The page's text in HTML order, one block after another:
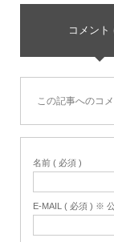
コメント
この記事へのコ
名前 ( 必須 )
E-MAIL ( 必須 ) ※